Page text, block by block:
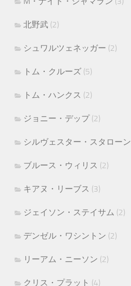
北野武 (2)
シュワルツェネッガー (2)
トム・クルーズ (5)
トム・ハンクス (2)
ジョニー・デップ(2)
シルヴェスター・スタローン
ブルース・ウィリス (2)
キアヌ・リーブス (3)
ジェイソン・ステイサム (2)
デンゼル・ワシントン (2)
リーアム・ニーソン (2)
クリス・プラット (4)